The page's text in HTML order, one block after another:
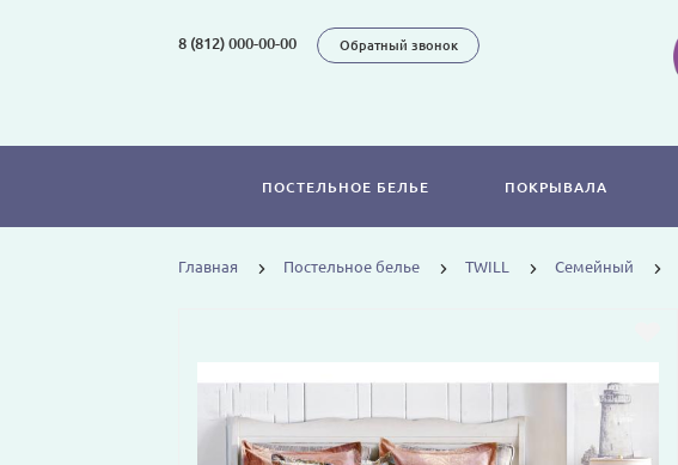
8 (812) 000-00-00 Обратный звонок
ПОСТЕЛЬНОЕ БЕЛЬЕ ПОКРЫВАЛА
Главная Постельное белье TWILL Семейный